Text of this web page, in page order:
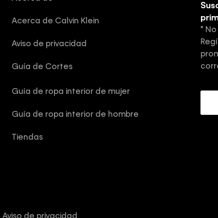
Acerca de Calvin Klein
Aviso de privacidad
Guía de Cortes
Guía de ropa interior de mujer
Guía de ropa interior de hombre
Tiendas
*